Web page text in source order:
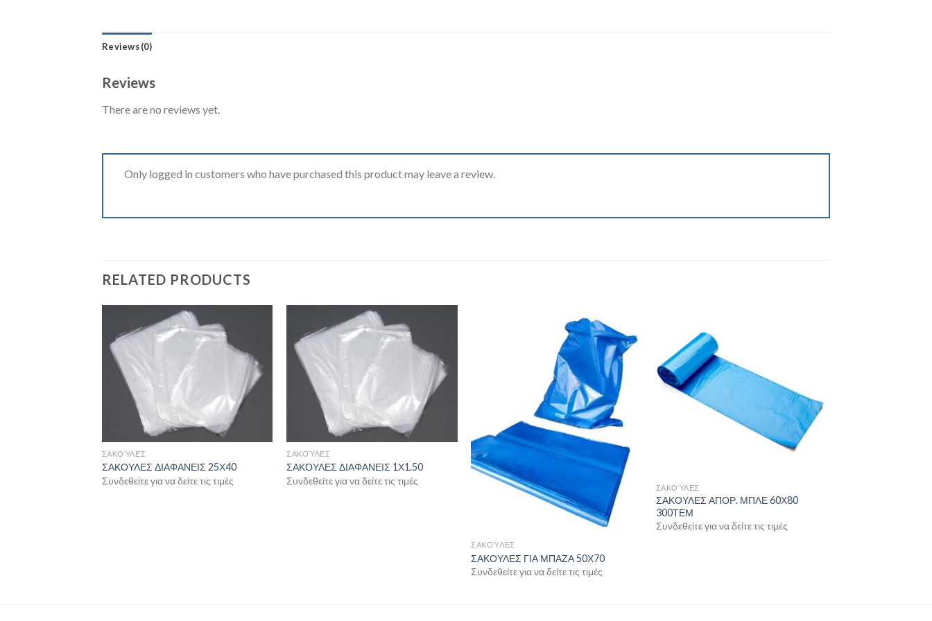
Reviews (0)
Reviews
There are no reviews yet.
Only logged in customers who have purchased this product may leave a review.
RELATED PRODUCTS
ΣΑΚΟΎΛΕΣ
ΣΑΚΟΥΛΕΣ ΔΙΑΦΑΝΕΙΣ 25Χ40
Συνδεθείτε για να δείτε τις τιμές
ΣΑΚΟΎΛΕΣ
ΣΑΚΟΥΛΕΣ ΔΙΑΦΑΝΕΙΣ 1Χ1.50
Συνδεθείτε για να δείτε τις τιμές
ΣΑΚΟΎΛΕΣ
ΣΑΚΟΥΛΕΣ ΓΙΑ ΜΠΑΖΑ 50Χ70
Συνδεθείτε για να δείτε τις τιμές
ΣΑΚΟΎΛΕΣ
ΣΑΚΟΥΛΕΣ ΑΠΟΡ. ΜΠΛΕ 60Χ80
300ΤΕΜ
Συνδεθείτε για να δείτε τις τιμές